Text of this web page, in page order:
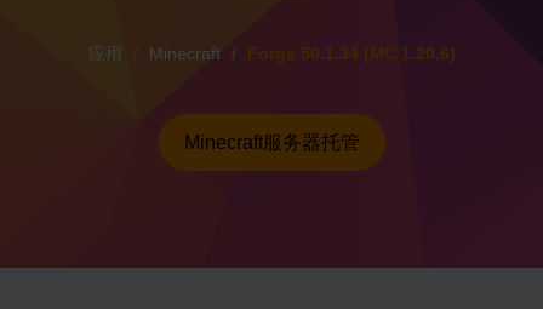
应用 Minecraft Forge 50.1.34 (MC 1.20.6)
Minecraft服务器托管